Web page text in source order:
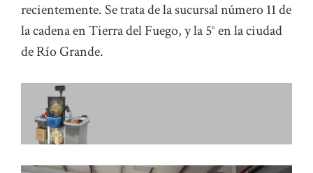
recientemente. Se trata de la sucursal número 11 de
la cadena en Tierra del Fuego, y la 5° en la ciudad
de Río Grande.